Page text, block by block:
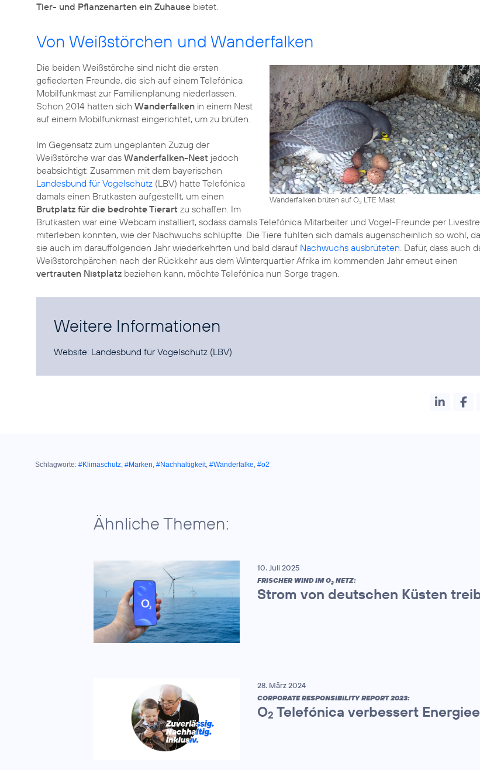
Tier- und Pflanzenarten ein Zuhause bietet.
Von Weißstörchen und Wanderfalken
Wanderfalken brüten auf O2LTE Mast
Die beiden Weißstörche sind nicht die ersten
gefiederten Freunde, die sich auf einem Telefónica
Mobilfunkmast zur Familienplanung niederlassen.
Schon 2014 hatten sich Wanderfalken in einem Nest
auf einem Mobilfunkmast eingerichtet, um zu brüten.
Im Gegensatz zum ungeplanten Zuzug der
Weißstörche war das Wanderfalken-Nest jedoch
beabsichtigt: Zusammen mit dem bayerischen
Landesbund für Vogelschutz (LBV) hatte Telefónica
damals einen Brutkasten aufgestellt, um einen
Brutplatz für die bedrohte Tierart zu schaffen. Im
Brutkasten war eine Webcam installiert, sodass damals Telefónica Mitarbeiter und Vogel-Freunde per
miterleben konnten, wie der Nachwuchs schlüpfte. Die Tiere fühlten sich damals augenscheinlich so wohl,
sie auch im darauffolgenden Jahr wiederkehrten und bald darauf Nachwuchs ausbrüteten. Dafür, dass auch
Weißstorchpärchen nach der Rückkehr aus dem Winterquartier Afrika im kommenden Jahr erneut einen
vertrauten Nistplatz beziehen kann, möchte Telefónica nun Sorge tragen.
Weitere Informationen
Website: Landesbund für Vogelschutz (LBV)
Schlagworte: #Klimaschutz, #Marken, #Nachhaltigkeit, #Wanderfalke, #o2
Ähnliche Themen:
10. Juli 2025
FRISCHER WIND IM O2 NETZ:
Strom von deutschen Küsten
28. März 2024
CORPORATE RESPONSIBILITY REPORT 2023:
O2 Telefónica verbessert